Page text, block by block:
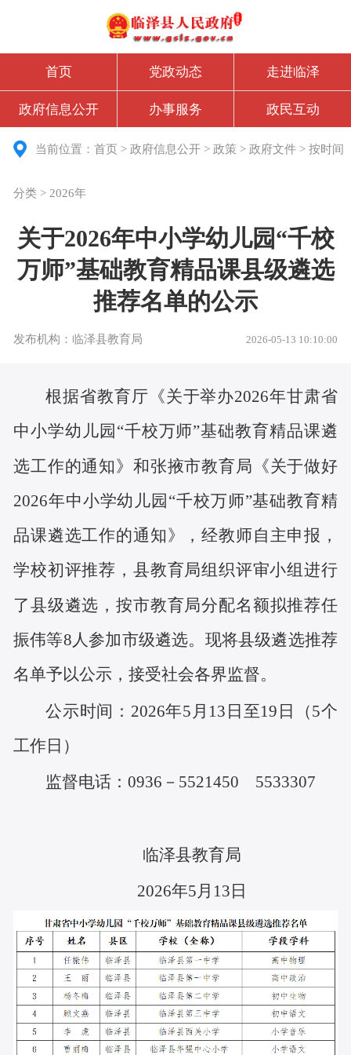
首页 党政动态 走进临泽
政府信息公开 办事服务 政民互动
当前位置：首页 >政府信息公开 >政策 >政府文件 >按时间
分类 > 2026年
关于2026年中小学幼儿园“千校
万师”基础教育精品课县级遴选
推荐名单的公示
发布机构：临泽县教育局 2026-05-13 10:10:00
根据省教育厅《关于举办2026年甘肃省
中小学幼儿园“千校万师”基础教育精品课遴
选工作的通知》和张掖市教育局《关于做好
2026年中小学幼儿园“千校万师”基础教育精
品课遴选工作的通知 》，经教师 自主申报，
学校初评推荐，县教育局组织评审小组进行
了县级遴选 ，按市教育局分配名额拟推荐任
振伟等8人参加市级遴选。现将县级遴选推荐
名单予以公示，接受社会各界监督。
公示时间： 2026年5 月 13 日至19 日 （5个
工作日 ）
监督电话：0936－5521450 5533307
临泽县教育局
2026年5 月 13 日